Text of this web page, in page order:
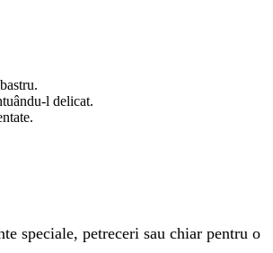
l delicat.
speciale, petreceri sau chiar pentru o